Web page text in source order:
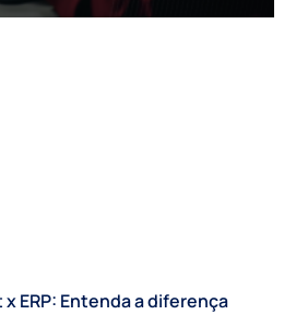
ERP: Entenda a diferença